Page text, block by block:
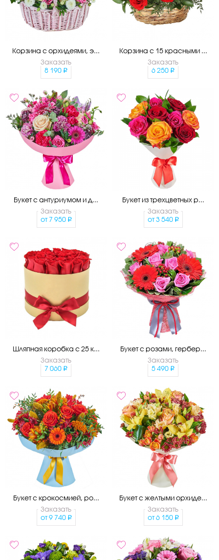
Корзина с орхидеями, э...
Заказать
8 190
Корзина с 15 красными ...
Заказать
6 250
Букет с антуриумом и д...
Заказать
от 7 950
Букет из трехцветных р...
Заказать
от 3 540
Шляпная коробка с 25 к...
Заказать
7 060
Букет с розами, гербер...
Заказать
5 490
Букет с крокосмией, ро...
Заказать
от 9 740
Букет с желтыми орхиде...
Заказать
от 6 150